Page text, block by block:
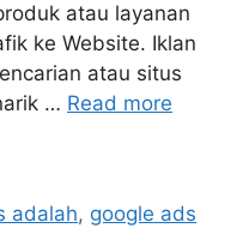
atau layanan
ke Website. Iklan
atau situs
… Read more
adalah, google ads